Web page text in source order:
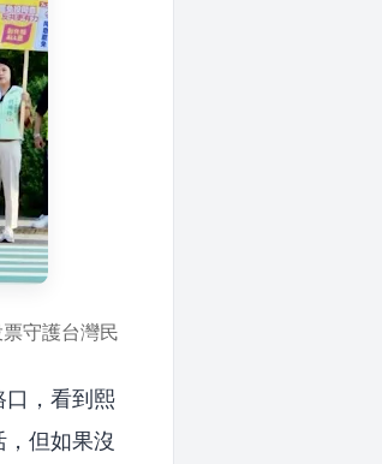
守護台灣民
口，看到熙
但如果沒